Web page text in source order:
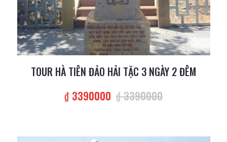
TOUR HÀ TIÊN ĐẢO HẢI TẶC 3 NGÀY 2 ĐÊM
₫ 3390000 ₫ 3390000